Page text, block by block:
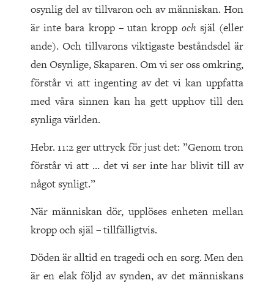
osynlig del av tillvaron och av människan. Hon
är inte bara kropp – utan kropp och själ (eller
ande). Och tillvarons viktigaste beståndsdel är
den Osynlige, Skaparen. Om vi ser oss omkring,
förstår vi att ingenting av det vi kan uppfatta
med våra sinnen kan ha gett upphov till den
synliga världen.
Hebr. 11:2 ger uttryck för just det: ”Genom tron
förstår vi att … det vi ser inte har blivit till av
något synligt.”
När människan dör, upplöses enheten mellan
kropp och själ – tillfälligtvis.
Döden är alltid en tragedi och en sorg. Men den
är en elak följd av synden, av det människans